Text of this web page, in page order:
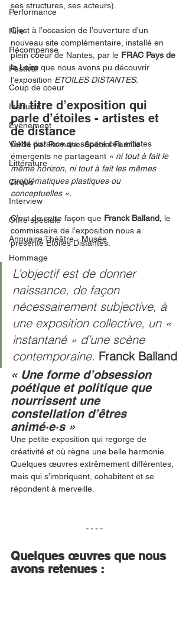
Performance
Rire
Récompense
Festival
Coup de coeur
Instructif
Événement
Validé par Romane. Spécial Famille
Littérature
Cirque
Interview
Offre spéciale
Annuaire Théâtre - Musée
Hommage
ses structures, ses acteurs).
C’est à l’occasion de l’ouverture d’un
nouveau site complémentaire, installé en
plein coeur de Nantes, par le FRAC Pays de
la Loire que nous avons pu découvrir
l’exposition ETOILES DISTANTES.
Un titre d’exposition qui
parle d’étoiles - artistes et
de distance
Cette distance qui sépare ces artistes
émergents ne partageant « ni tout à fait le
même horizon, ni tout à fait les mêmes
problématiques plastiques ou
conceptuelles ».
C’est de cette façon que Franck Balland, le
commissaire de l’exposition nous a
présenté Étoiles Distantes.
L’objectif est de donner
naissance, de façon
nécessairement subjective, à
une exposition collective, un «
instantané » d’une scène
contemporaine. Franck Balland
« Une forme d’obsession
poétique et politique que
nourrissent une
constellation d’êtres
animé·e·s »
Une petite exposition qui regorge de
créativité et où règne une belle harmonie.
Quelques œuvres extrêmement différentes,
mais qui s’imbriquent, cohabitent et se
répondent à merveille.
Quelques œuvres que nous
avons retenues :